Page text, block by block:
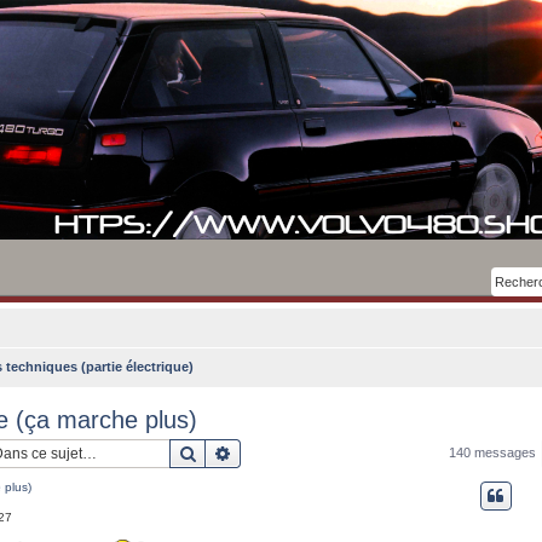
techniques (partie électrique)
(ça marche plus)
Rechercher 140 messages
plus)